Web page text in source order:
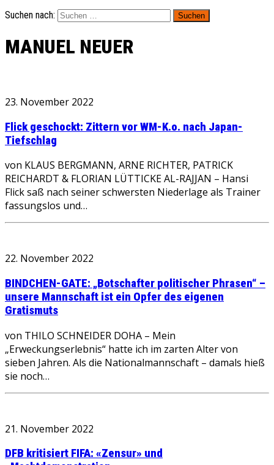
Suchen nach:
MANUEL NEUER
23. November 2022
Flick geschockt: Zittern vor WM-K.o. nach Japan-
Tiefschlag
von KLAUS BERGMANN, ARNE RICHTER, PATRICK
REICHARDT & FLORIAN LÜTTICKE AL-RAJJAN – Hansi
Flick saß nach seiner schwersten Niederlage als Trainer
fassungslos und…
22. November 2022
BINDCHEN-GATE: „Botschafter politischer Phrasen“ –
unsere Mannschaft ist ein Opfer des eigenen
Gratismuts
von THILO SCHNEIDER DOHA – Mein
„Erweckungserlebnis“ hatte ich im zarten Alter von
sieben Jahren. Als die Nationalmannschaft – damals hieß
sie noch…
21. November 2022
DFB kritisiert FIFA: «Zensur» und